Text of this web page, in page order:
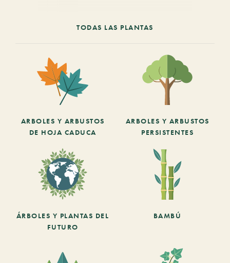
TODAS LAS PLANTAS
ARBOLES Y ARBUSTOS
DE HOJA CADUCA
ARBOLES Y ARBUSTOS
PERSISTENTES
ÁRBOLES Y PLANTAS DEL
FUTURO
BAMBÚ